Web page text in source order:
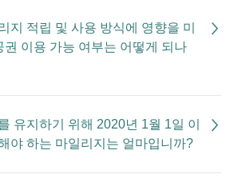
지 적립 및 사용 방식에 영향을 미
권 이용 가능 여부는 어떻게 되나
유지하기 위해 2020년 1월 1일 이
야 하는 마일리지는 얼마입니까?